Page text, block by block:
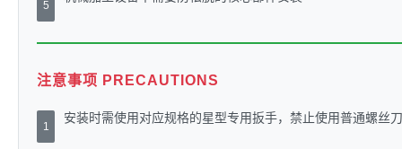
5
注意事项 PRECAUTIONS
1
安装时需使用对应规格的星型专用扳手，禁止使用普通螺丝